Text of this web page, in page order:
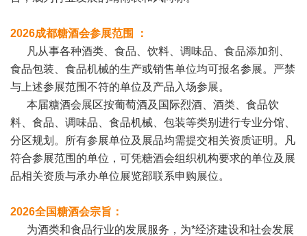
2026成都糖酒会参展范围 ：
凡从事各种酒类、食品、饮料、调味品、食品添加剂、
食品包装、食品机械的生产或销售单位均可报名参展。严禁
与上述参展范围不符的单位及产品入场参展。
本届糖酒会展区按葡萄酒及国际烈酒、酒类、食品饮
料、食品、调味品、食品机械、包装等类别进行专业分馆、
分区规划。所有参展单位及展品均需提交相关资质证明。凡
符合参展范围的单位，可凭糖酒会组织机构要求的单位及展
品相关资质与承办单位展览部联系申购展位。
2026全国糖酒会宗旨：
为酒类和食品行业的发展服务，为*经济建设和社会发展